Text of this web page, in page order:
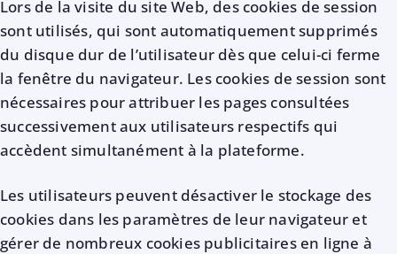
Lors de la visite du site Web, des cookies de session
sont utilisés, qui sont automatiquement supprimés
du disque dur de l’utilisateur dès que celui-ci ferme
la fenêtre du navigateur. Les cookies de session sont
nécessaires pour attribuer les pages consultées
successivement aux utilisateurs respectifs qui
accèdent simultanément à la plateforme.
Les utilisateurs peuvent désactiver le stockage des
cookies dans les paramètres de leur navigateur et
gérer de nombreux cookies publicitaires en ligne à